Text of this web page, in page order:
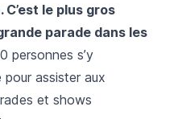
le plus gros
parade dans les
personnes s’y
assister aux
et shows